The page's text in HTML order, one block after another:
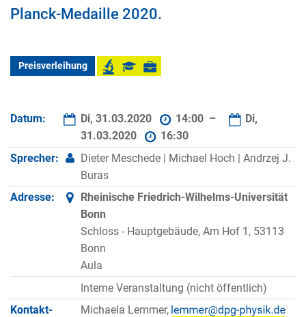
Planck-Medaille 2020.
Preisverleihung
Datum: Di, 31.03.2020 14:00 –
Di,
31.03.2020
16:30
Sprecher:
Dieter Meschede | Michael Hoch | Andrzej J.
Buras
Adresse:
Rheinische Friedrich-Wilhelms-Universität
Bonn
Schloss - Hauptgebäude, Am Hof 1, 53113
Bonn
Aula
Interne Veranstaltung (nicht öffentlich)
Kontakt­
Michaela Lemmer,